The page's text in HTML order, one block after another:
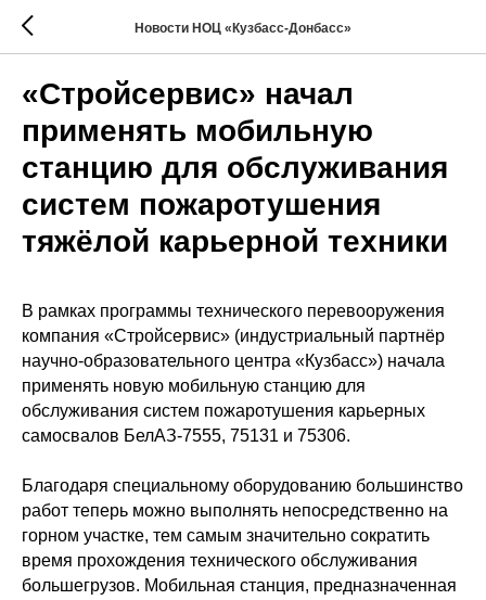
Новости НОЦ «Кузбасс-Донбасс»
«Стройсервис» начал
применять мобильную
станцию для обслуживания
систем пожаротушения
тяжёлой карьерной техники
В рамках программы технического перевооружения
компания «Стройсервис» (индустриальный партнёр
научно-образовательного центра «Кузбасс») начала
применять новую мобильную станцию для
обслуживания систем пожаротушения карьерных
самосвалов БелАЗ-7555, 75131 и 75306.
Благодаря специальному оборудованию большинство
работ теперь можно выполнять непосредственно на
горном участке, тем самым значительно сократить
время прохождения технического обслуживания
большегрузов. Мобильная станция, предназначенная